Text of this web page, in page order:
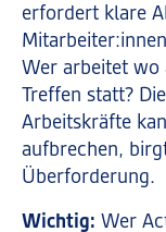
erfordert klare
Wer arbeitet wo
Treffen statt?
Arbeitskräfte
aufbrechen,
Überforderung.
Wichtig: Wer